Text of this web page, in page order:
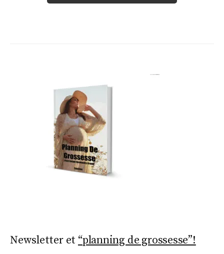
Newsletter et “planning de grossesse”!